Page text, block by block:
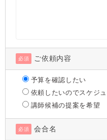
必須 ご依頼内容
予算を確認したい
依頼したいのでスケジ
講師候補の提案を希望
必須 会合名